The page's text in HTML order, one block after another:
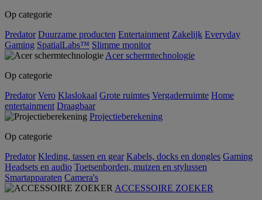
Op categorie
Predator Duurzame producten Entertainment Zakelijk Everyday
Gaming SpatialLabs™ Slimme monitor
Acer schermtechnologie
Op categorie
Predator Vero Klaslokaal Grote ruimtes Vergaderruimte Home
entertainment Draagbaar
Projectieberekening
Op categorie
Predator Kleding, tassen en gear Kabels, docks en dongles Gaming
Headsets en audio Toetsenborden, muizen en stylussen
Smartapparaten Camera's
ACCESSOIRE ZOEKER